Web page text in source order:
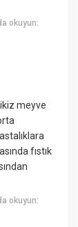
okuyun:
meyve
fıstık
okuyun: